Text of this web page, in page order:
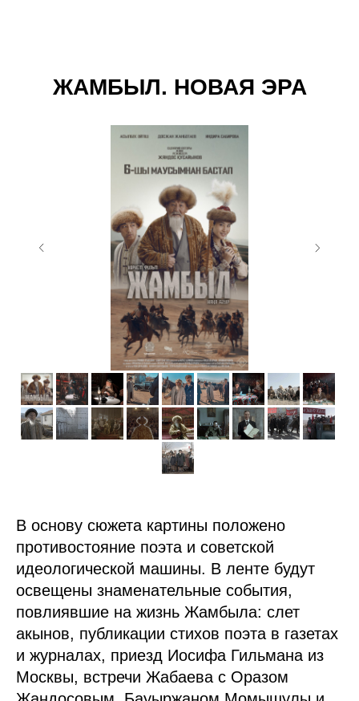
ЖАМБЫЛ. НОВАЯ ЭРА
В основу сюжета картины положено
противостояние поэта и советской
идеологической машины. В ленте будут
освещены знаменательные события,
повлиявшие на жизнь Жамбыла: слет
акынов, публикации стихов поэта в газетах
и журналах, приезд Иосифа Гильмана из
Москвы, встречи Жабаева с Оразом